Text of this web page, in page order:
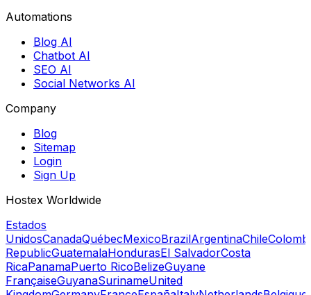
Automations
Blog AI
Chatbot AI
SEO AI
Social Networks AI
Company
Blog
Sitemap
Login
Sign Up
Hostex Worldwide
Estados
UnidosCanadaQuébecMexicoBrazilArgentinaChile
RepublicGuatemalaHondurasEl SalvadorCosta
RicaPanamaPuerto RicoBelizeGuyane
FrançaiseGuyanaSurinameUnited